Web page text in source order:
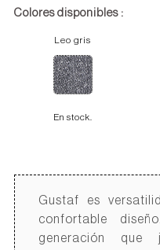
Colores disponibles :
Leo gris
En stock.
Gustaf es
confortable
generación